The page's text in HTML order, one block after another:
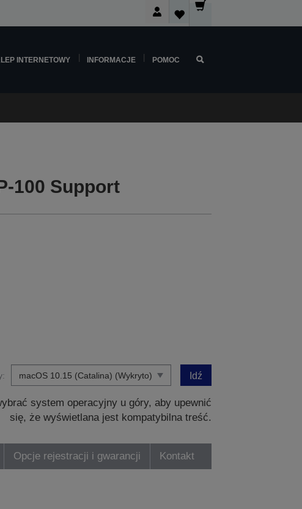
INTERNETOWY INFORMACJE POMOC
100 Support
Idź
system operacyjny u góry, aby upewnić
się, że wyświetlana jest kompatybilna treść.
Opcje rejestracji i gwarancji Kontakt